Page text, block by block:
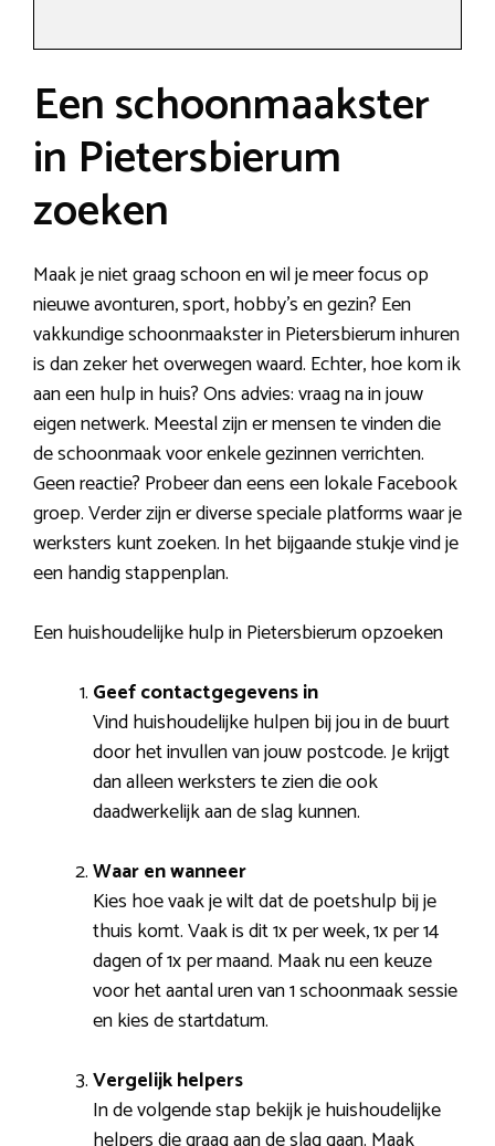
Een schoonmaakster
in Pietersbierum
zoeken
Maak je niet graag schoon en wil je meer focus op
nieuwe avonturen, sport, hobby’s en gezin? Een
vakkundige schoonmaakster in Pietersbierum inhuren
is dan zeker het overwegen waard. Echter, hoe kom ik
aan een hulp in huis? Ons advies: vraag na in jouw
eigen netwerk. Meestal zijn er mensen te vinden die
de schoonmaak voor enkele gezinnen verrichten.
Geen reactie? Probeer dan eens een lokale Facebook
groep. Verder zijn er diverse speciale platforms waar je
werksters kunt zoeken. In het bijgaande stukje vind je
een handig stappenplan.
Een huishoudelijke hulp in Pietersbierum opzoeken
Geef contactgegevens in
Vind huishoudelijke hulpen bij jou in de buurt
door het invullen van jouw postcode. Je krijgt
dan alleen werksters te zien die ook
daadwerkelijk aan de slag kunnen.
Waar en wanneer
Kies hoe vaak je wilt dat de poetshulp bij je
thuis komt. Vaak is dit 1x per week, 1x per 14
dagen of 1x per maand. Maak nu een keuze
voor het aantal uren van 1 schoonmaak sessie
en kies de startdatum.
Vergelijk helpers
In de volgende stap bekijk je huishoudelijke